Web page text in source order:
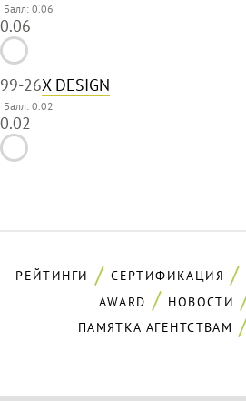
Балл: 0.06
0.06
99-26X DESIGN
Балл: 0.02
0.02
РЕЙТИНГИ СЕРТИФИКАЦИЯ
AWARD
НОВОСТИ
ПАМЯТКА АГЕНТСТВАМ